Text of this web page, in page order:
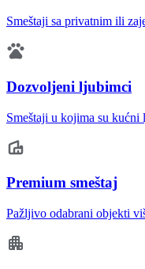
Smeštaji sa privatnim ili
Dozvoljeni ljubimci
Smeštaji u kojima su
Premium smeštaj
Pažljivo odabrani objekti